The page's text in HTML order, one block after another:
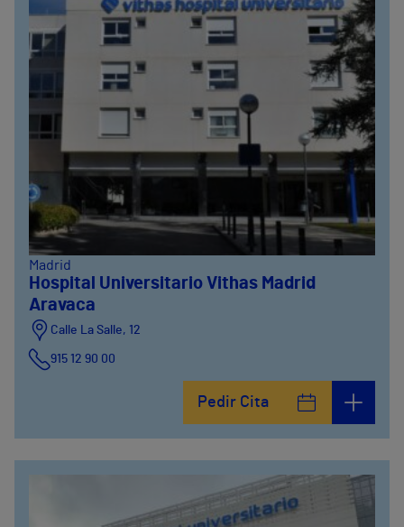
Madrid
Hospital Universitario Vithas Madrid
Aravaca
Calle La Salle, 12
915 12 90 00
Pedir Cita